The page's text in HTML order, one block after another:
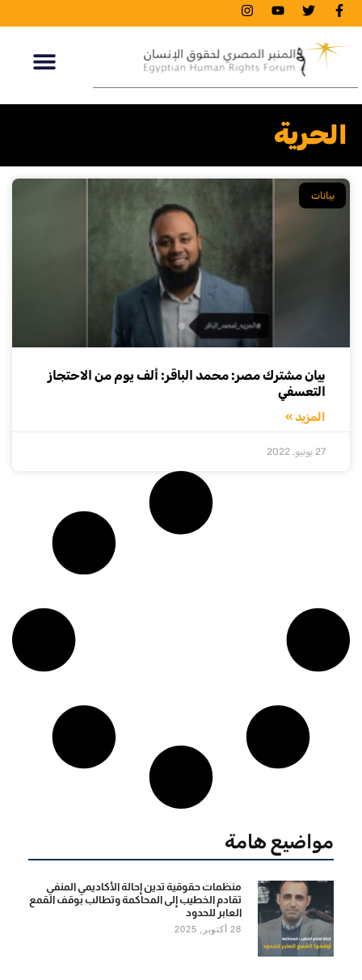
الحرية
بيانات
بيان مشترك مصر: محمد الباقر: ألف يوم من الاحتجاز
التعسفي
المزيد »
27 يونيو, 2022
مواضيع هامة
منظمات حقوقية تدين إحالة الأكاديمي المنفي
تقادم الخطيب إلى المحاكمة وتطالب بوقف القمع
العابر للحدود
28 أكتوبر, 2025